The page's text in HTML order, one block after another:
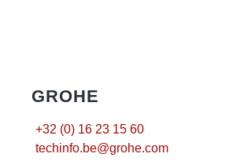
GROHE
+32 (0) 16 23 15 60
techinfo.be@grohe.com